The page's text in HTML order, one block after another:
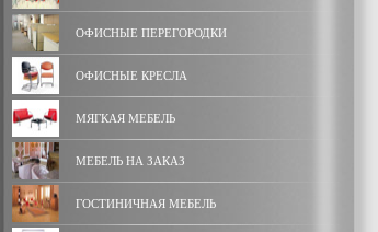
ОФИСНЫЕ ПЕРЕГОРОДКИ
ОФИСНЫЕ КРЕСЛА
МЯГКАЯ МЕБЕЛЬ
МЕБЕЛЬ НА ЗАКАЗ
ГОСТИНИЧНАЯ МЕБЕЛЬ